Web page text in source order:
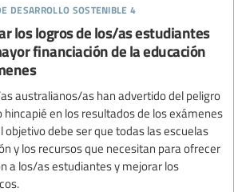
desarrollo sostenible 4
los logros de los/as estudiantes
financiación de la educación
australianos/as han advertido del peligro
en los resultados de los exámenes
objetivo debe ser que todas las escuelas
y los recursos que necesitan para ofrecer
a los/as estudiantes y mejorar los